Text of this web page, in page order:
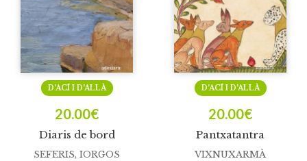
Diaris de bord
D’ACÍ I D’ALLÀ
20.00€
SEFERIS, IORGOS
Pantxatantra
D’ACÍ I D’ALLÀ
20.00€
VIXNUXARMÀ